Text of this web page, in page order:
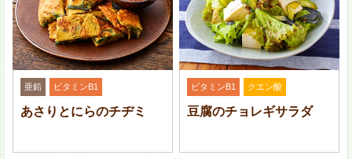
上記の具材の他に、みょうがやだいこん、塩昆布など
を加えてアレンジしても。
亜鉛 ビタミンB1
あさりとにらのチヂミ
ビタミンB1 クエン酸
豆腐のチョレギサラダ